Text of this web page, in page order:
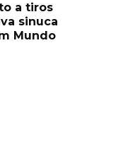
a tiros
sinuca
Mundo